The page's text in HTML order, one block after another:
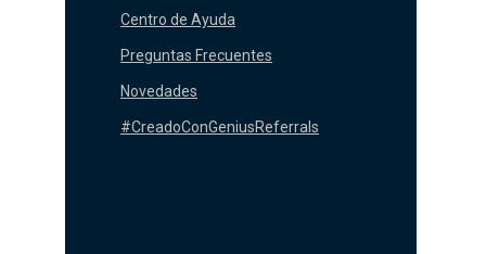
#CreadoConGeniusReferrals
Novedades
Preguntas Frecuentes
Centro de Ayuda